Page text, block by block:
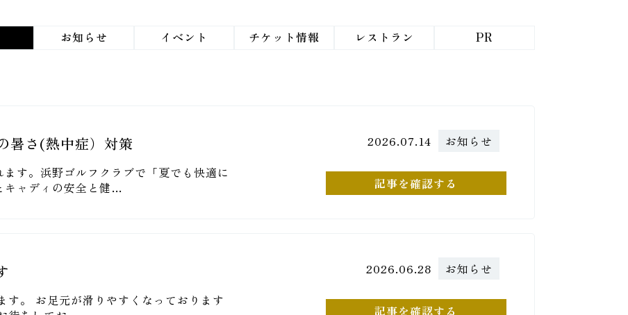
お知らせ イベント チケット情報 レストラン PR
暑さ(熱中症）対策
す。浜野ゴルフクラブで「夏でも快適に
キャディの安全と健…
2026.07.14 お知らせ
記事を確認する
。 お足元が滑りやすくなっております
2026.06.28 お知らせ
記事を確認する